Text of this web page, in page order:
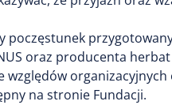
poczęstunek
oraz producenta herbat
względów
na stronie Fundacji.